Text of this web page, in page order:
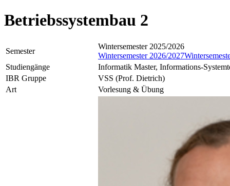
Betriebssystembau 2
Semester
Wintersemester 2025/2026
Wintersemester 2026/2027
Studiengänge
Informatik Master, Informations-
IBR Gruppe
VSS (Prof. Dietrich)
Art
Vorlesung & Übung